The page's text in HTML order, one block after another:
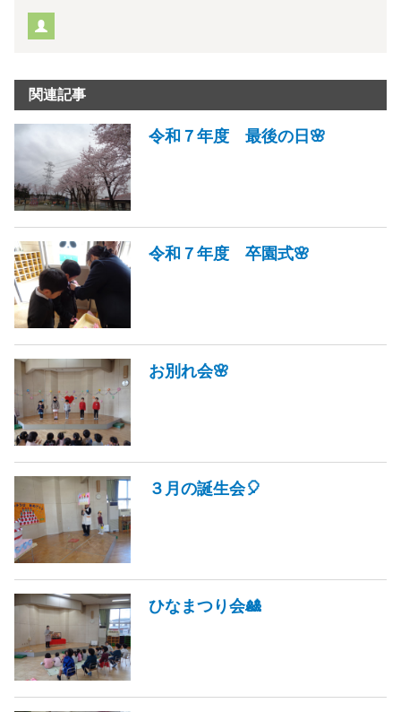
関連記事
令和７年度 最後の日🌸
令和７年度 卒園式🌸
お別れ会🌸
３月の誕生会🎈
ひなまつり会🎎